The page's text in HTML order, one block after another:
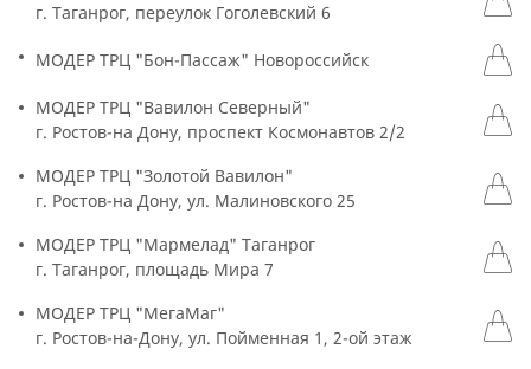
г. Таганрог, переулок Гоголевский 6
МОДЕР ТРЦ "Бон-Пассаж" Новороссийск
МОДЕР ТРЦ "Вавилон Северный"
г. Ростов-на Дону, проспект Космонавтов 2/2
МОДЕР ТРЦ "Золотой Вавилон"
г. Ростов-на Дону, ул. Малиновского 25
МОДЕР ТРЦ "Мармелад" Таганрог
г. Таганрог, площадь Мира 7
МОДЕР ТРЦ "МегаМаг"
г. Ростов-на-Дону, ул. Пойменная 1, 2-ой этаж